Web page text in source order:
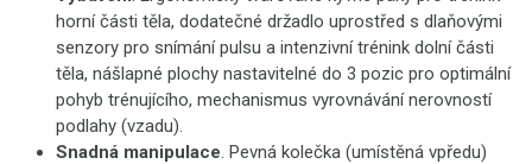
horní části těla, dodatečné držadlo uprostřed s dlaňovými
senzory pro snímání pulsu a intenzivní trénink dolní části
těla, nášlapné plochy nastavitelné do 3 pozic pro optimální
pohyb trénujícího, mechanismus vyrovnávání nerovností
podlahy (vzadu).
Snadná manipulace. Pevná kolečka (umístěná vpředu)